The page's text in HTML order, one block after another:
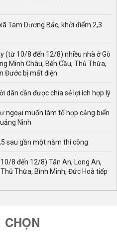
Tam Dương Bắc, khởi điểm 2,3
(từ 10/8 đến 12/8) nhiều nhà ở Gò
Minh Châu, Bến Cầu, Thủ Thừa,
Đước bị mất điện
dân cần được chia sẻ lợi ích hợp lý
ngoại muốn làm tổ hợp cảng biển
Ninh
sau gần một năm thi công
8 đến 12/8) Tân An, Long An,
Thừa, Bình Minh, Đức Hoà tiếp
CHỌN